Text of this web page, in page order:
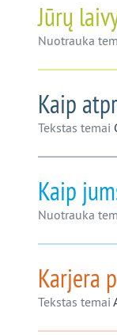
Jūrų
Nuotrauka
Kaip
Tekstas temai
Kaip
Nuotrauka
Karjera
Tekstas temai